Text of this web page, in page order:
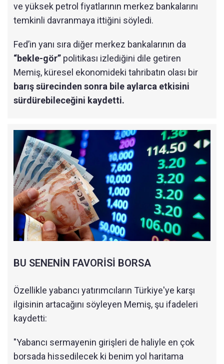
ve yüksek petrol fiyatlarının merkez bankalarını
temkinli davranmaya ittiğini söyledi.
Fed’in yanı sıra diğer merkez bankalarının da
“bekle-gör” politikası izlediğini dile getiren
Memiş, küresel ekonomideki tahribatın olası bir
barış sürecinden sonra bile aylarca etkisini
sürdürebileceğini kaydetti.
BU SENENİN FAVORİSİ BORSA
Özellikle yabancı yatırımcıların Türkiye'ye karşı
ilgisinin artacağını söyleyen Memiş, şu ifadeleri
kaydetti:
"Yabancı sermayenin girişleri de haliyle en çok
borsada hissedilecek ki benim yol haritama